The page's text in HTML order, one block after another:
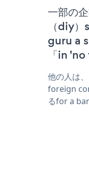
一部の
（diy
guru a
「in
他の人は
foreign
るfor a